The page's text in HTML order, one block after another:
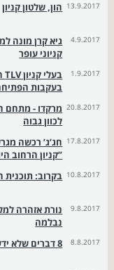
13.9.2017 הון, שלטון קניון
4.9.2017
גיא קרן מונה
קניוני עופר
1.9.2017
בעקבות
20.8.2017 מרקדו - מתחם
לכוון גבוה
17.8.2017 חג’ג’ רכשה
”קניון הרחוב
10.8.2017 בקרוב: תוכנית
9.8.2017
נורת אזהרה
נבלמה
8.8.2017 8 דברים שלא ידעתם על קניונים